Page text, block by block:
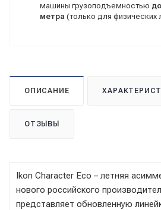
машины грузоподъемностью
метра (только для физических
ОПИСАНИЕ
ОТЗЫВЫ
Ikon Character Eco – летняя
нового российского
представляет обновленную